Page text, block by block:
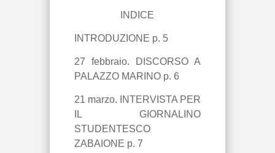
INDICE
INTRODUZIONE p. 5
27 febbraio. DISCORSO A
PALAZZO MARINO p. 6
21 marzo. INTERVISTA PER
IL GIORNALINO
STUDENTESCO
ZABAIONE p. 7